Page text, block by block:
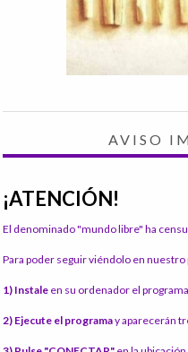
AVISO
¡ATENCIÓN!
El denominado "mundo libre" ha
Para poder seguir viéndolo en
1) Instale en su ordenador el
2) Ejecute el programay aparecerán